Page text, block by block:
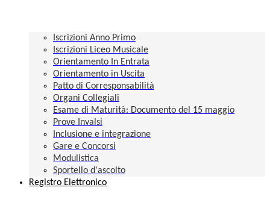
Iscrizioni Anno Primo
Iscrizioni Liceo Musicale
Orientamento In Entrata
Orientamento in Uscita
Patto di Corresponsabilità
Organi Collegiali
Esame di Maturità: Documento del 15 maggio
Prove Invalsi
Inclusione e integrazione
Gare e Concorsi
Modulistica
Sportello d'ascolto
Registro Elettronico